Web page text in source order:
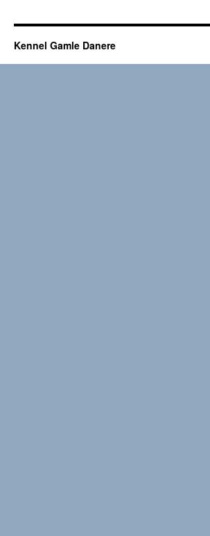
Kennel Gamle Danere